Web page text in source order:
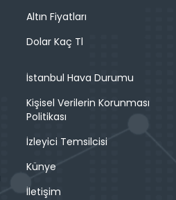
Altın Fiyatları
Dolar Kaç Tl
İstanbul Hava Durumu
Kişisel Verilerin Korunması
Politikası
İzleyici Temsilcisi
Künye
İletişim